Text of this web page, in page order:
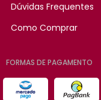
Dúvidas Frequentes
Como Comprar
FORMAS DE PAGAMENTO